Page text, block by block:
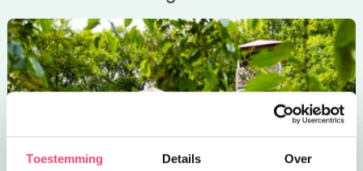
Toestemming Details Over